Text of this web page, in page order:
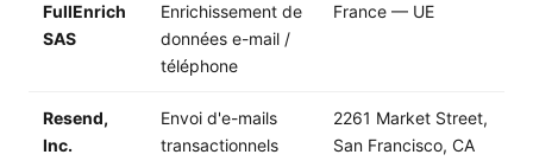
FullEnrich
SAS
Enrichissement de
données e-mail /
téléphone
France — UE
Resend,
Inc.
Envoi d'e-mails
transactionnels
2261 Market Street,
San Francisco, CA